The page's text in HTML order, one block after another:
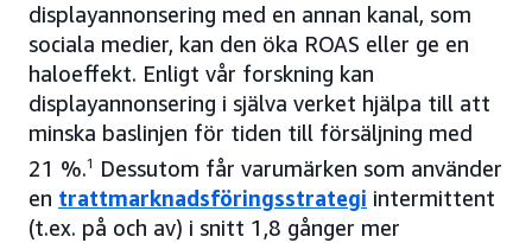
displayannonsering med en annan kanal, som
sociala medier, kan den öka ROAS eller ge en
haloeffekt. Enligt vår forskning kan
displayannonsering i själva verket hjälpa till att
minska baslinjen för tiden till försäljning med
21 %.1
Dessutom får varumärken som använder
en trattmarknadsföringsstrategi intermittent
(t.ex. på och av) i snitt 1,8 gånger mer